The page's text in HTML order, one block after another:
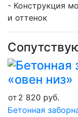
- Конструкция
и оттенок
от 2 820 руб.
Бетонная